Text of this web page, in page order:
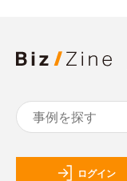
ログイン